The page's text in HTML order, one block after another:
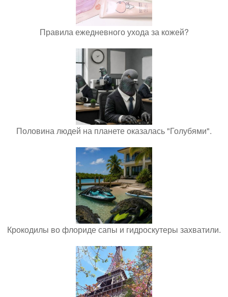
Правила ежедневного ухода за кожей?
Половина людей на планете оказалась "Голубями".
Крокодилы во флориде сапы и гидроскутеры захватили.